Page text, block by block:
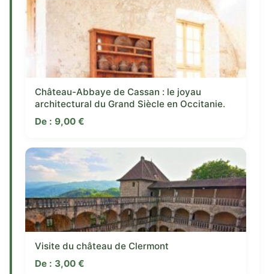
Château-Abbaye de Cassan : le joyau
architectural du Grand Siècle en Occitanie.
De : 9,00 €
Visite du château de Clermont
De : 3,00 €